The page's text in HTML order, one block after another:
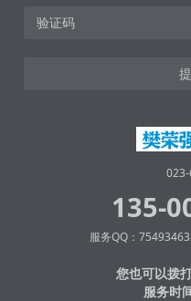
135-
服务QQ：
您也可以拨
服务时